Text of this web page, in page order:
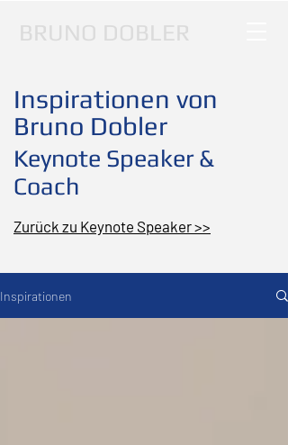
BRUNO DOBLER
Inspirationen von
Bruno Dobler
Keynote Speaker &
Coach
Zurück zu Keynote Speaker >>
Inspirationen